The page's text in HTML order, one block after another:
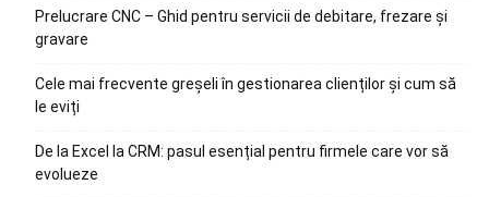
Prelucrare CNC – Ghid pentru servicii de debitare, frezare și
gravare
Cele mai frecvente greșeli în gestionarea clienților și cum să
le eviți
De la Excel la CRM: pasul esențial pentru firmele care vor să
evolueze